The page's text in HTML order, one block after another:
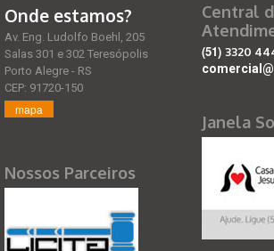
Onde estamos?
Av. Eng. Ludolfo Boehl, 205
Salas 301 e 302 Teresópolis
Porto Alegre - RS
CEP: 91720-150
mapa
Nossos Parceiros
Central
(51) 3320
Janela